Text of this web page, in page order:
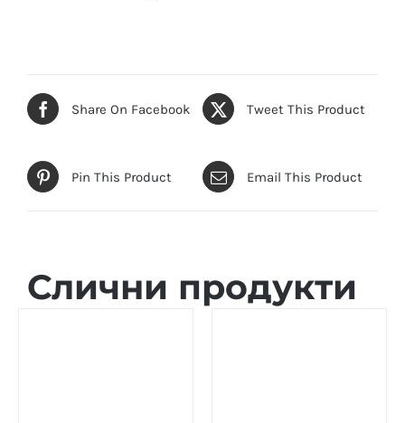
Share On Facebook Tweet This Product
Pin This Product Email This Product
Слични продукти